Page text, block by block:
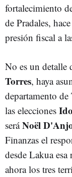
fortalecimiento
de Pradales,
presión fiscal a
No es un detalle
Torres, haya
departamento
las elecciones
seráNoël
Finanzas el
desde Lakua
ahora los tres